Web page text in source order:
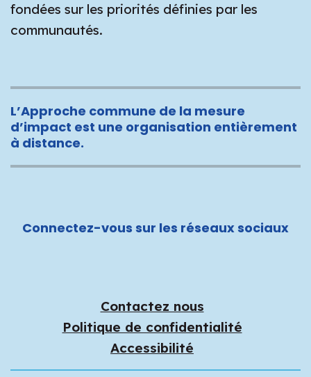
fondées sur les priorités définies par les
communautés.
L’Approche commune de la mesure
d’impact est une organisation entièrement
à distance.
Connectez-vous sur les réseaux sociaux
Contactez nous
Politique de confidentialité
Accessibilité